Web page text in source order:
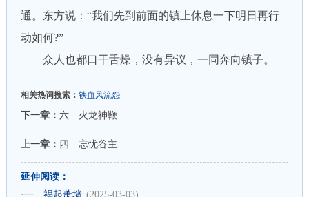
通。东方说：“我们先到前面的镇上休息一下明日再行
动如何?”
众人也都口干舌燥，没有异议，一同奔向镇子。
相关热词搜索： 铁血风流怨
下一章： 六 火龙神鞭
上一章： 四 忘忧谷主
延伸阅读：
·一 祸起萧墙 (2025-03-03)